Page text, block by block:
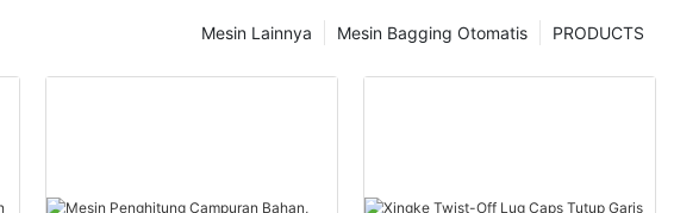
PRODUCTS
Mesin Bagging Otomatis
Mesin Lainnya